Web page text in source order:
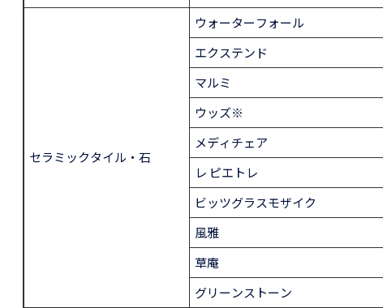
セラミックタイル・石
ウォーターフォール
エクステンド
マルミ
ウッズ※
メディチェア
レ ピエトレ
ビッツグラスモザイク
風雅
草庵
グリーンストーン